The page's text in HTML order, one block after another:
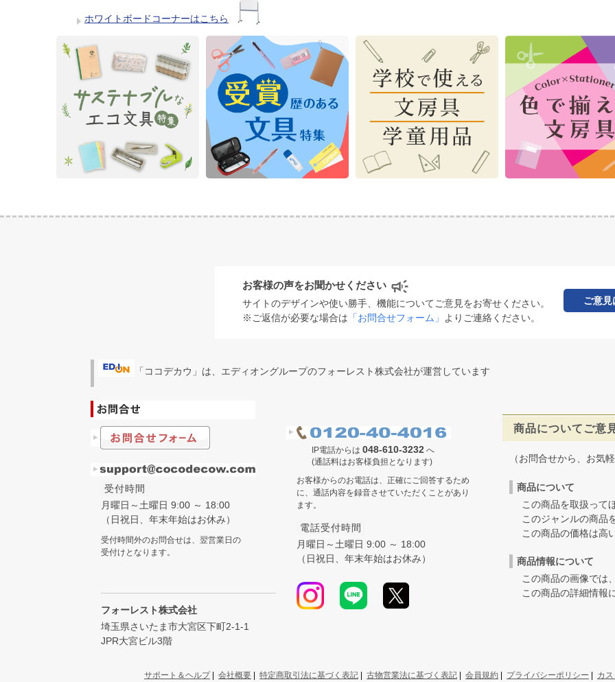
ホワイトボードコーナーはこちら
お客様の声をお聞かせください
サイトのデザインや使い勝手、機能についてご意見をお寄せください。
※ご返信が必要な場合は 「お問合せフォーム」 よりご連絡ください。
ご意見
「ココデカウ」は、エディオングループのフォーレスト株式会社が運営しています
受付時間
月曜日～土曜日 9:00 ～ 18:00
（日祝日、年末年始はお休み）
受付時間外のお問合せは、翌営業日の
受付けとなります。
フォーレスト株式会社
埼玉県さいたま市大宮区下町2-1-1
JPR大宮ビル3階
IP電話からは 048-610-3232 へ
(通話料はお客様負担となります)
お客様からのお電話は、正確にご回答するため
に、通話内容を録音させていただくことがあり
ます。
電話受付時間
月曜日～土曜日 9:00 ～ 18:00
（日祝日、年末年始はお休み）
商品についてご意
（お問合せから、お気
商品について
この商品を取扱って
このジャンルの商品
この商品の価格は高
商品情報について
この商品の画像では
この商品の詳細情報
サポート＆ヘルプ| 会社概要 | 特定商取引法に基づく表記 | 古物営業法に基づく表記 | 会員規約 | プライバシーポリシー | カ